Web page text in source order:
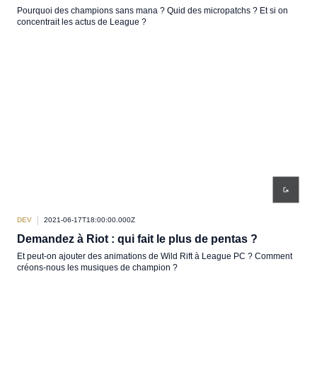
Pourquoi des champions sans mana ? Quid des micropatchs ? Et si on
concentrait les actus de League ?
DEV 2021-06-17T18:00:00.000Z
Demandez à Riot : qui fait le plus de pentas ?
Et peut-on ajouter des animations de Wild Rift à League PC ? Comment
créons-nous les musiques de champion ?